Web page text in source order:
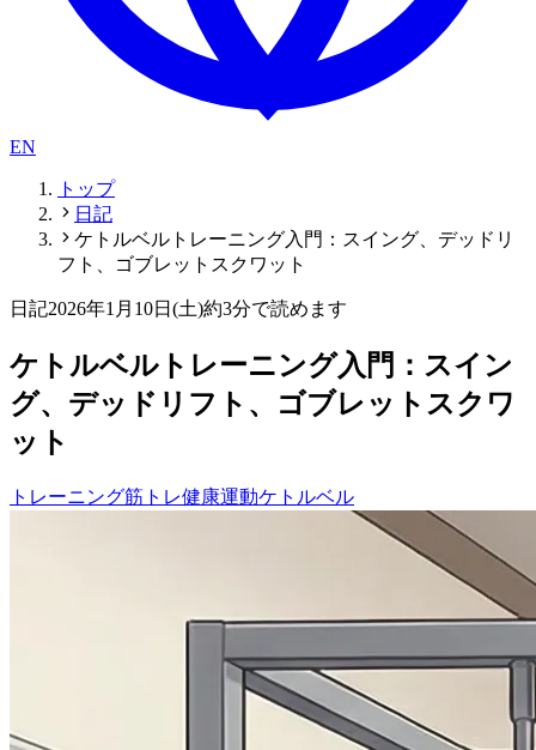
EN
トップ
日記
ケトルベルトレーニング入門：スイング、デッドリ
フト、ゴブレットスクワット
日記2026年1月10日(土)約3分で読めます
ケトルベルトレーニング入門：スイン
グ、デッドリフト、ゴブレットスクワ
ット
トレーニング筋トレ健康運動ケトルベル